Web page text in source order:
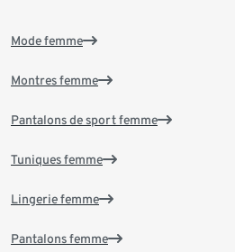
Mode femme
Montres femme
Pantalons de sport femme
Tuniques femme
Lingerie femme
Pantalons femme